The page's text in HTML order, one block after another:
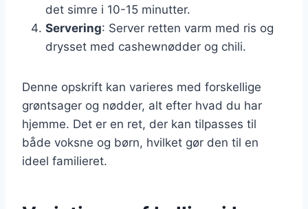
det simre i 10-15 minutter.
Servering: Server retten varm med ris og
drysset med cashewnødder og chili.
Denne opskrift kan varieres med forskellige
grøntsager og nødder, alt efter hvad du har
hjemme. Det er en ret, der kan tilpasses til
både voksne og børn, hvilket gør den til en
ideel familieret.